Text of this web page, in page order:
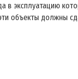
в эксплуатацию
объекты должны